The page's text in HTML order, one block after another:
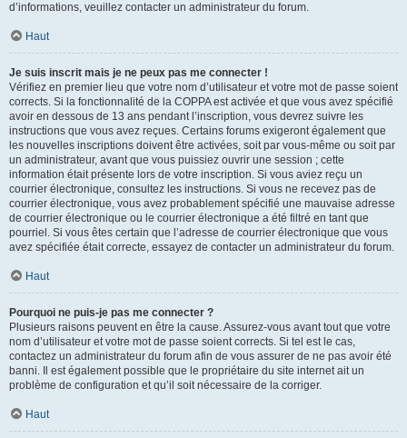
d’informations, veuillez contacter un administrateur du forum.
Haut
Je suis inscrit mais je ne peux pas me connecter !
Vérifiez en premier lieu que votre nom d’utilisateur et votre mot de passe soient
corrects. Si la fonctionnalité de la COPPA est activée et que vous avez spécifié
avoir en dessous de 13 ans pendant l’inscription, vous devrez suivre les
instructions que vous avez reçues. Certains forums exigeront également que
les nouvelles inscriptions doivent être activées, soit par vous-même ou soit par
un administrateur, avant que vous puissiez ouvrir une session ; cette
information était présente lors de votre inscription. Si vous aviez reçu un
courrier électronique, consultez les instructions. Si vous ne recevez pas de
courrier électronique, vous avez probablement spécifié une mauvaise adresse
de courrier électronique ou le courrier électronique a été filtré en tant que
pourriel. Si vous êtes certain que l’adresse de courrier électronique que vous
avez spécifiée était correcte, essayez de contacter un administrateur du forum.
Haut
Pourquoi ne puis-je pas me connecter ?
Plusieurs raisons peuvent en être la cause. Assurez-vous avant tout que votre
nom d’utilisateur et votre mot de passe soient corrects. Si tel est le cas,
contactez un administrateur du forum afin de vous assurer de ne pas avoir été
banni. Il est également possible que le propriétaire du site internet ait un
problème de configuration et qu’il soit nécessaire de la corriger.
Haut